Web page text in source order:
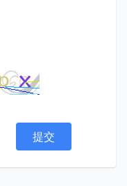
提交